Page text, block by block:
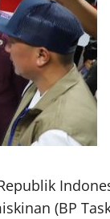
(BP